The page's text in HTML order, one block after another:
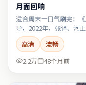
月面回响
适合周末一口气刷完：
导，2022年，张译、河正
高清
流畅
2.2万
48个月前